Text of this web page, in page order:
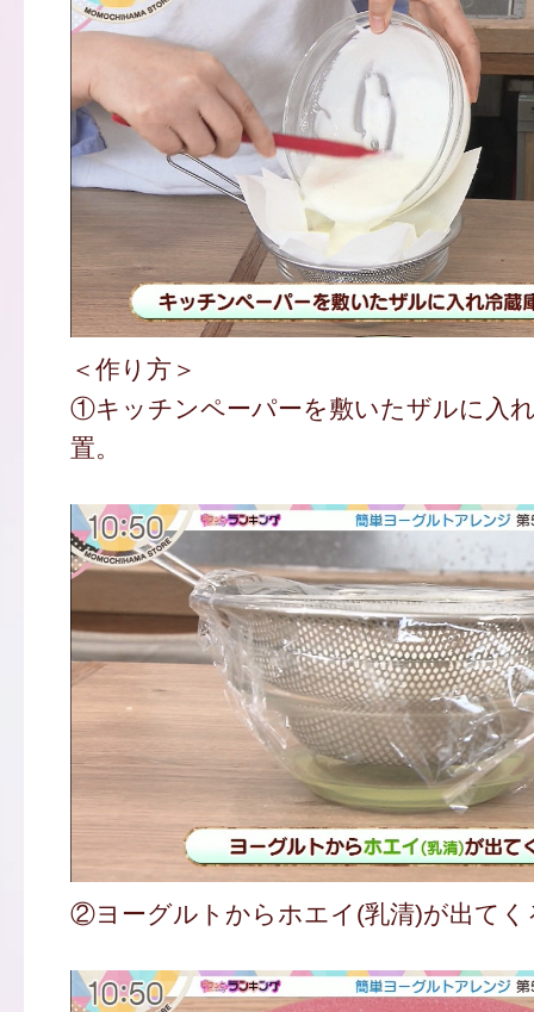
＜作り方＞
①キッチンペーパーを敷いたザルに入
置。
②ヨーグルトからホエイ(乳清)が出てく